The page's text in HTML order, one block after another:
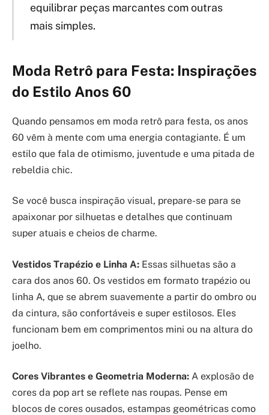
equilibrar peças marcantes com outras
mais simples.
Moda Retrô para Festa: Inspirações
do Estilo Anos 60
Quando pensamos em moda retrô para festa, os anos
60 vêm à mente com uma energia contagiante. É um
estilo que fala de otimismo, juventude e uma pitada de
rebeldia chic.
Se você busca inspiração visual, prepare-se para se
apaixonar por silhuetas e detalhes que continuam
super atuais e cheios de charme.
Vestidos Trapézio e Linha A: Essas silhuetas são a
cara dos anos 60. Os vestidos em formato trapézio ou
linha A, que se abrem suavemente a partir do ombro ou
da cintura, são confortáveis e super estilosos. Eles
funcionam bem em comprimentos mini ou na altura do
joelho.
Cores Vibrantes e Geometria Moderna: A explosão de
cores da pop art se reflete nas roupas. Pense em
blocos de cores ousados, estampas geométricas como